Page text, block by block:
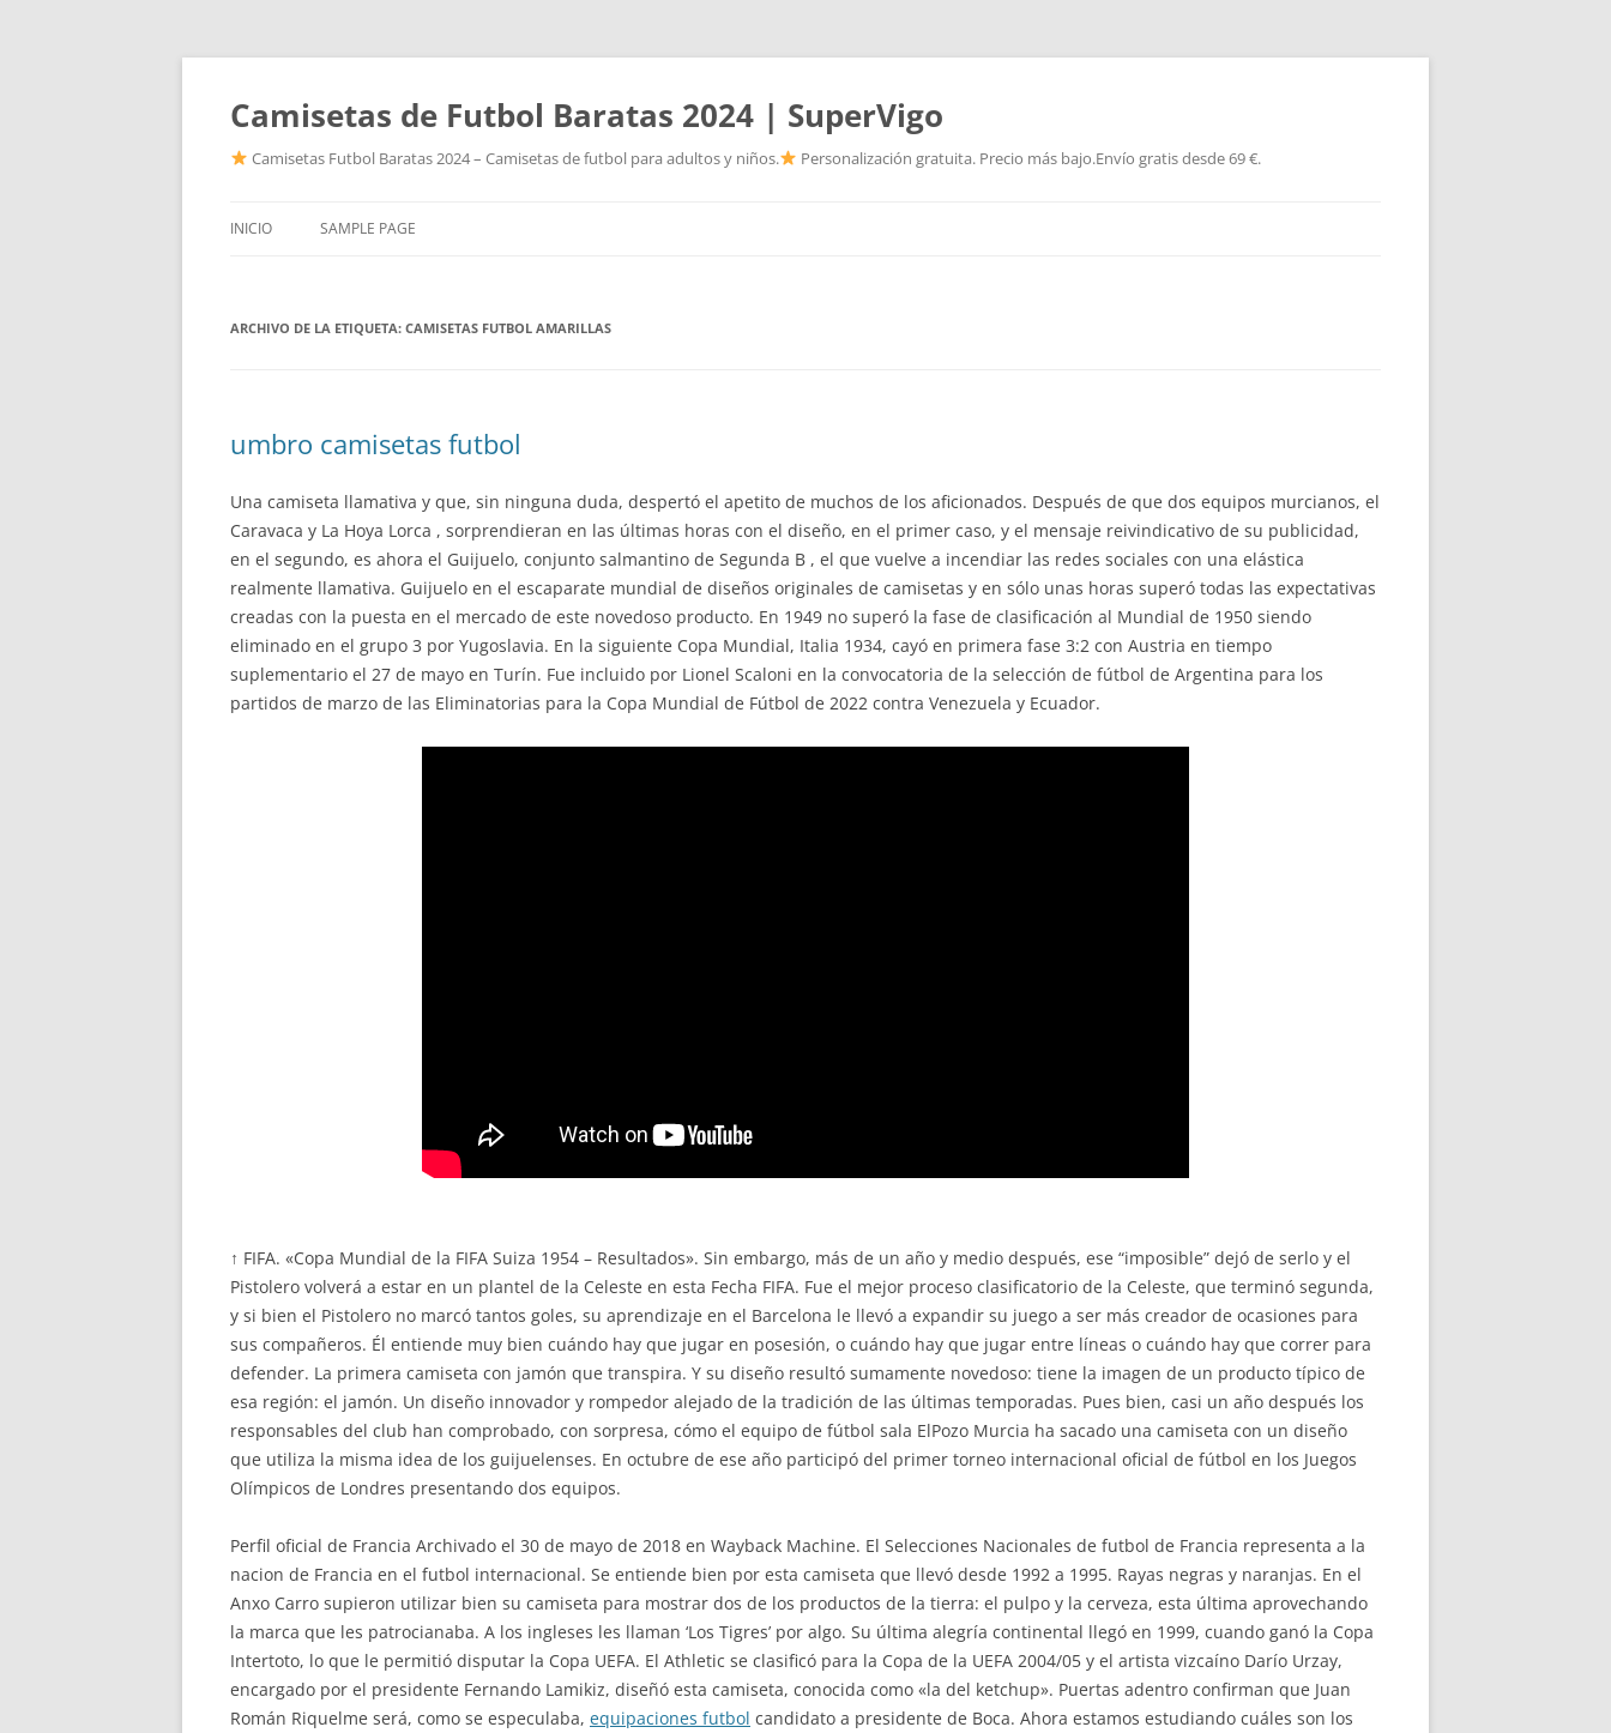
Camisetas de Futbol Baratas 2024 | SuperVigo
Camisetas Futbol Baratas 2024 – Camisetas de futbol para adultos y niños. Personalización gratuita. Precio más bajo.Envío gratis desde 69 €.
INICIO SAMPLE PAGE
ARCHIVO DE LA ETIQUETA: CAMISETAS FUTBOL AMARILLAS
umbro camisetas futbol
Una camiseta llamativa y que, sin ninguna duda, despertó el apetito de muchos de los aficionados. Después de que dos equipos murcianos, el
Caravaca y La Hoya Lorca , sorprendieran en las últimas horas con el diseño, en el primer caso, y el mensaje reivindicativo de su publicidad,
en el segundo, es ahora el Guijuelo, conjunto salmantino de Segunda B , el que vuelve a incendiar las redes sociales con una elástica
realmente llamativa. Guijuelo en el escaparate mundial de diseños originales de camisetas y en sólo unas horas superó todas las expectativas
creadas con la puesta en el mercado de este novedoso producto. En 1949 no superó la fase de clasificación al Mundial de 1950 siendo
eliminado en el grupo 3 por Yugoslavia. En la siguiente Copa Mundial, Italia 1934, cayó en primera fase 3:2 con Austria en tiempo
suplementario el 27 de mayo en Turín. Fue incluido por Lionel Scaloni en la convocatoria de la selección de fútbol de Argentina para los
partidos de marzo de las Eliminatorias para la Copa Mundial de Fútbol de 2022 contra Venezuela y Ecuador.
↑ FIFA. «Copa Mundial de la FIFA Suiza 1954 – Resultados». Sin embargo, más de un año y medio después, ese “imposible” dejó de serlo y el
Pistolero volverá a estar en un plantel de la Celeste en esta Fecha FIFA. Fue el mejor proceso clasificatorio de la Celeste, que terminó segunda,
y si bien el Pistolero no marcó tantos goles, su aprendizaje en el Barcelona le llevó a expandir su juego a ser más creador de ocasiones para
sus compañeros. Él entiende muy bien cuándo hay que jugar en posesión, o cuándo hay que jugar entre líneas o cuándo hay que correr para
defender. La primera camiseta con jamón que transpira. Y su diseño resultó sumamente novedoso: tiene la imagen de un producto típico de
esa región: el jamón. Un diseño innovador y rompedor alejado de la tradición de las últimas temporadas. Pues bien, casi un año después los
responsables del club han comprobado, con sorpresa, cómo el equipo de fútbol sala ElPozo Murcia ha sacado una camiseta con un diseño
que utiliza la misma idea de los guijuelenses. En octubre de ese año participó del primer torneo internacional oficial de fútbol en los Juegos
Olímpicos de Londres presentando dos equipos.
Perfil oficial de Francia Archivado el 30 de mayo de 2018 en Wayback Machine. El Selecciones Nacionales de futbol de Francia representa a la
nacion de Francia en el futbol internacional. Se entiende bien por esta camiseta que llevó desde 1992 a 1995. Rayas negras y naranjas. En el
Anxo Carro supieron utilizar bien su camiseta para mostrar dos de los productos de la tierra: el pulpo y la cerveza, esta última aprovechando
la marca que les patrocianaba. A los ingleses les llaman ‘Los Tigres’ por algo. Su última alegría continental llegó en 1999, cuando ganó la Copa
Intertoto, lo que le permitió disputar la Copa UEFA. El Athletic se clasificó para la Copa de la UEFA 2004/05 y el artista vizcaíno Darío Urzay,
encargado por el presidente Fernando Lamikiz, diseñó esta camiseta, conocida como «la del ketchup». Puertas adentro confirman que Juan
Román Riquelme será, como se especulaba, equipaciones futbol candidato a presidente de Boca. Ahora estamos estudiando cuáles son los